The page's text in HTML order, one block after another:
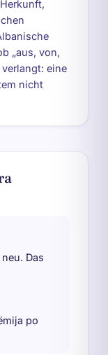
„aus, von,
eine
nicht
Das
po